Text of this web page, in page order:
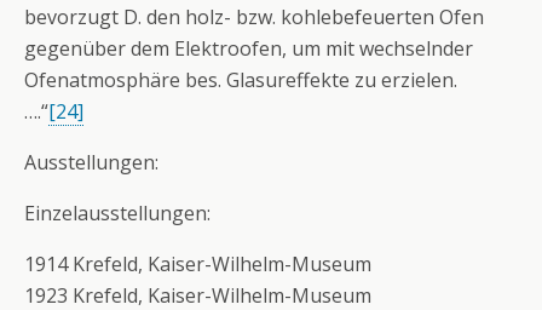
bevorzugt D. den holz- bzw. kohlebefeuerten Ofen
gegenüber dem Elektroofen, um mit wechselnder
Ofenatmosphäre bes. Glasureffekte zu erzielen.
….“[24]
Ausstellungen:
Einzelausstellungen:
1914 Krefeld, Kaiser-Wilhelm-Museum
1923 Krefeld, Kaiser-Wilhelm-Museum